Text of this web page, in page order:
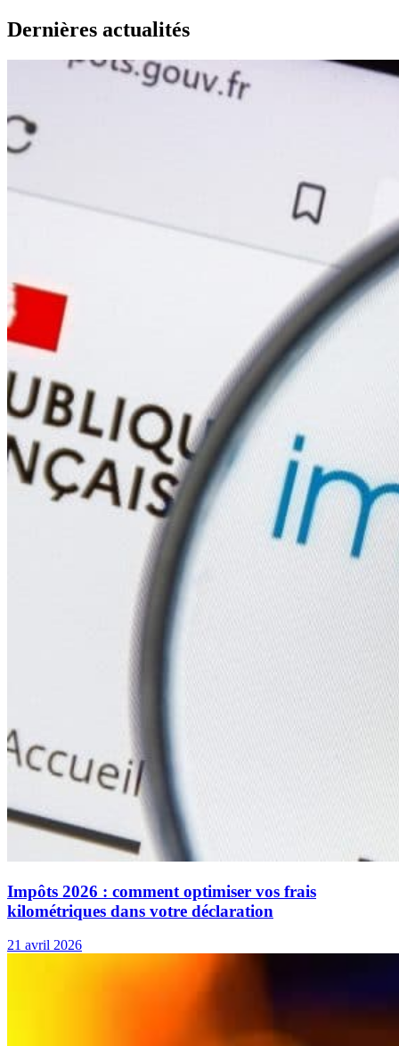
Dernières actualités
Impôts 2026 : comment optimiser vos frais
kilométriques dans votre déclaration
21 avril 2026